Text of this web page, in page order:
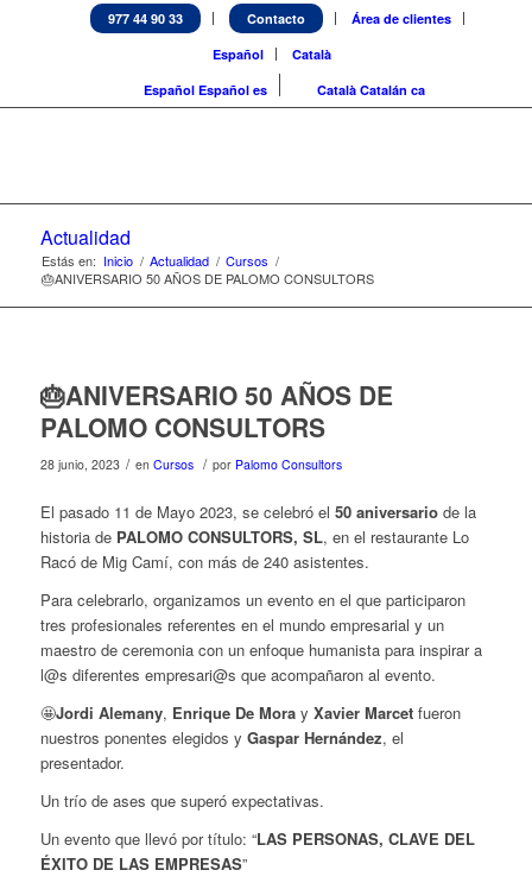
977 44 90 33 Contacto
Área de clientes
Español
Català
Español Español es Català Catalán ca
Actualidad
Estás en: Inicio / Actualidad / Cursos /
🎂ANIVERSARIO 50 AÑOS DE PALOMO CONSULTORS
🎂ANIVERSARIO 50 AÑOS DE
PALOMO CONSULTORS
28 junio, 2023 / en Cursos / por Palomo Consultors
El pasado 11 de Mayo 2023, se celebró el 50 aniversariode la
historia de PALOMO CONSULTORS, SL, en el restaurante Lo
Racó de Mig Camí, con más de 240 asistentes.
Para celebrarlo, organizamos un evento en el que participaron
tres profesionales referentes en el mundo empresarial y un
maestro de ceremonia con un enfoque humanista para inspirar a
l@s diferentes empresari@s que acompañaron al evento.
🤩Jordi Alemany, Enrique De Moray Xavier Marcetfueron
nuestros ponentes elegidos y Gaspar Hernández, el
presentador.
Un trío de ases que superó expectativas.
Un evento que llevó por título: “LAS PERSONAS, CLAVE DEL
ÉXITO DE LAS EMPRESAS”